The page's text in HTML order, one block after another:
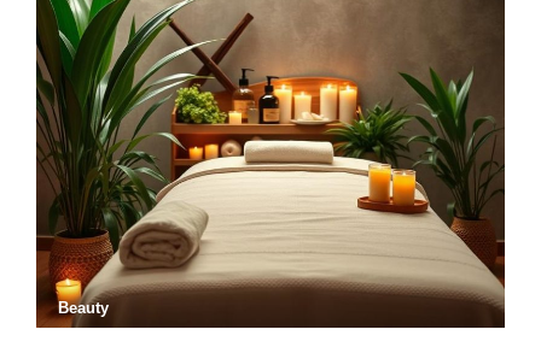
Beauty